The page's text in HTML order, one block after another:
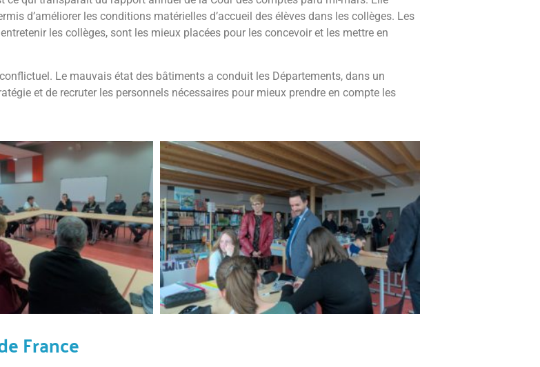
d’améliorer les conditions matérielles d’accueil des élèves dans les collèges. Les
les collèges, sont les mieux placées pour les concevoir et les mettre en
Le mauvais état des bâtiments a conduit les Départements, dans un
et de recruter les personnels nécessaires pour mieux prendre en compte les
France